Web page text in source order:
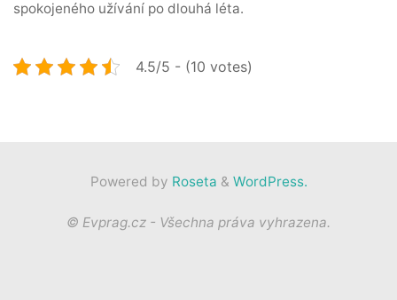
spokojeného užívání po dlouhá léta.
4.5/5 - (10 votes)
Powered by Roseta & WordPress.
© Evprag.cz - Všechna práva vyhrazena.